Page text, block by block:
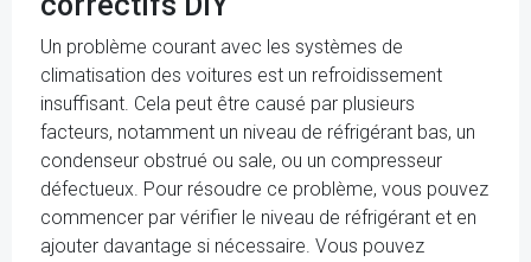
Un problème courant avec les systèmes de
climatisation des voitures est un refroidissement
insuffisant. Cela peut être causé par plusieurs
facteurs, notamment un niveau de réfrigérant bas, un
condenseur obstrué ou sale, ou un compresseur
défectueux. Pour résoudre ce problème, vous pouvez
commencer par vérifier le niveau de réfrigérant et en
ajouter davantage si nécessaire. Vous pouvez